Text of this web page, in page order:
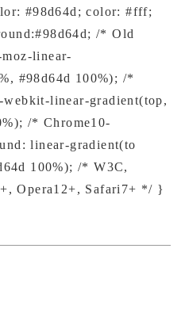
#98d64d; color: #fff;
/* Old
linear-
#98d64d 100%); /*
linear-gradient(top,
/* Chrome10-
linear-gradient(to
100%); /* W3C,
Opera12+, Safari7+ */ }